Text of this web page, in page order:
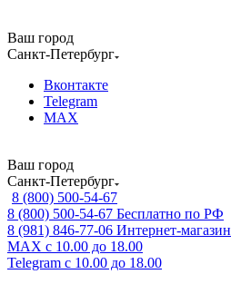
Ваш город
Санкт-Петербург
Вконтакте
Telegram
MAX
Ваш город
Санкт-Петербург
8 (800) 500-54-67
8 (800) 500-54-67 Бесплатно по РФ
8 (981) 846-77-06 Интернет-магазин
MAX с 10.00 до 18.00
Telegram с 10.00 до 18.00